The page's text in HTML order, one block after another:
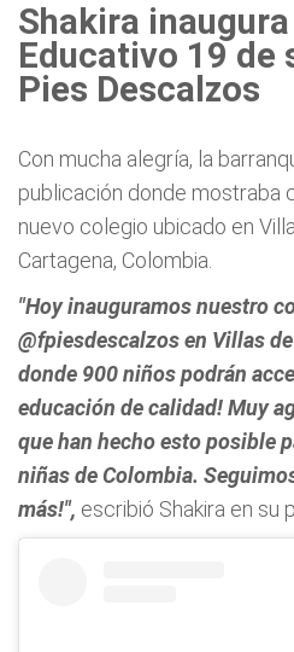
Shakira
Educativo 19 de
Pies Descalzos
Con mucha alegría, la
publicación donde mostraba
nuevo colegio ubicado en
Cartagena, Colombia.
"Hoy inauguramos nuestro
@fpiesdescalzos en Villas
donde 900 niños podrán
educación de calidad! Muy
que han hecho esto posible
niñas de Colombia.
más!", escribió Shakira en su